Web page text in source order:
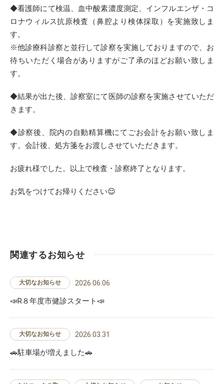
◆看護師にて検温、血中酸素濃度測定、インフルエンザ・コ
ロナウィルス抗原検査（鼻腔より検体採取）を実施致しま
す。
※他診療科診察と並行して診察を実施しておりますので、お
待ちいただく場合がありますがご了承のほどお願い致しま
す。
◆結果が出た後、診察室にて医師の診察を実施させていただ
きます。
◆診察後、院内の自動精算機にてごお会計をお願い致しま
す。会計後、処方箋をお渡しさせていただきます。
お疲れ様でした。以上で検査・診察終了となります。
お気をつけてお帰りください😌
関連するお知らせ
大切なお知らせ
2026.06.06
📣R８年度市健診スタート📣
大切なお知らせ
2026.03.31
🚗駐車場が増えました🚗